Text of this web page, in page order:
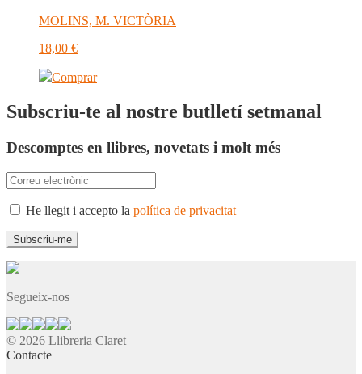
MOLINS, M. VICTÒRIA
18,00 €
Comprar
Subscriu-te al nostre butlletí setmanal
Descomptes en llibres, novetats i molt més
He llegit i accepto la política de privacitat
Segueix-nos
© 2026 Llibreria Claret
Contacte